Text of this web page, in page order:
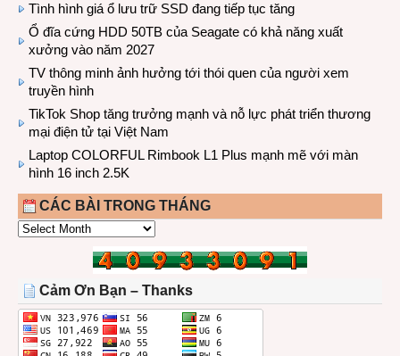
Tình hình giá ổ lưu trữ SSD đang tiếp tục tăng
Ổ đĩa cứng HDD 50TB của Seagate có khả năng xuất
xưởng vào năm 2027
TV thông minh ảnh hưởng tới thói quen của người xem
truyền hình
TikTok Shop tăng trưởng mạnh và nỗ lực phát triển thương
mại điện tử tại Việt Nam
Laptop COLORFUL Rimbook L1 Plus mạnh mẽ với màn
hình 16 inch 2.5K
CÁC BÀI TRONG THÁNG
CÁC
THÁNG
Cảm Ơn Bạn – Thanks